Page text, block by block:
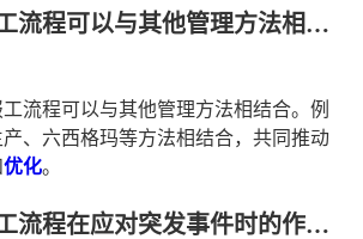
4. 生产确认报工流程可以与其他管理方法相结合吗？
流程可以与其他管理方法相结合。例
、六西格玛等方法相结合，共同推动
优化。
5. 生产确认报工流程在应对突发事件时的作用如何？